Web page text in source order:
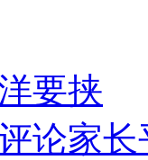
要挟
论家长